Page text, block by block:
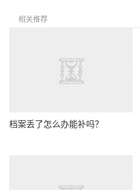
相关推荐
档案丢了怎么办能补吗？